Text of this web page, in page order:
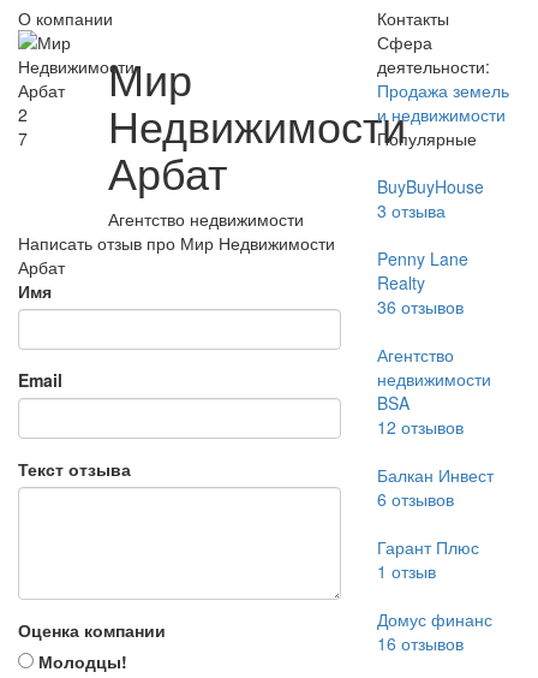
О компании
2
7
Мир
Недвижимости
Арбат
Агентство недвижимости
Написать отзыв про Мир Недвижимости
Арбат
Имя
Email
Текст отзыва
Оценка компании
Молодцы!
Контакты
Сфера
деятельности:
Продажа земель
и недвижимости
Популярные
BuyBuyHouse
3 отзыва
Penny Lane
Realty
36 отзывов
Агентство
недвижимости
BSA
12 отзывов
Балкан Инвест
6 отзывов
Гарант Плюс
1 отзыв
Домус финанс
16 отзывов